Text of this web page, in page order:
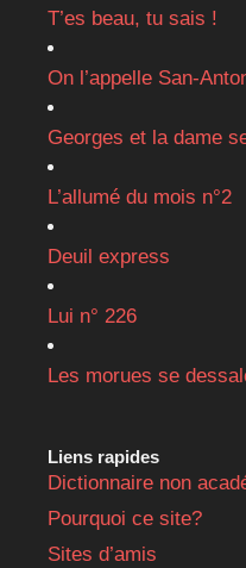
T’es beau, tu sais !
On l’appelle San-
Georges et la dame
L’allumé du mois n°2
Deuil express
Lui n° 226
Les morues se
Liens rapides
Dictionnaire non
Pourquoi ce site?
Sites d’amis